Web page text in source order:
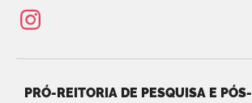
PRÓ-REITORIA DE PESQUISA E PÓS-